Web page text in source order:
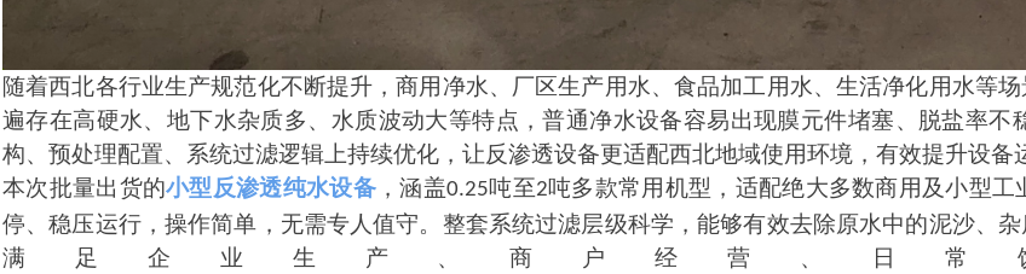
随着西北各行业生产规范化不断提升，商用净水、厂区生产用水、食品加工用水、生活净化用水等
遍存在高硬水、地下水杂质多、水质波动大等特点，普通净水设备容易出现膜元件堵塞、脱盐率不
构、预处理配置、系统过滤逻辑上持续优化，让反渗透设备更适配西北地域使用环境，有效提升设备
本次批量出货的小型反渗透纯水设备，涵盖0.25吨至2吨多款常用机型，适配绝大多数商用及小型
停、稳压运行，操作简单，无需专人值守。整套系统过滤层级科学，能够有效去除原水中的泥沙、
满足企业生产、商户经营、日常